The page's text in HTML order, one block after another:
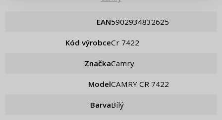
EAN 5902934832625
Kód výrobce cr 7422
Značka Camry
Model CAMRY CR 7422
Barva Bílý
Připomenutí hesla